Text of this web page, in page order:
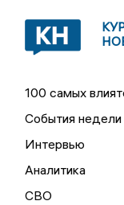
100 самых
События недели
Интервью
Аналитика
СВО